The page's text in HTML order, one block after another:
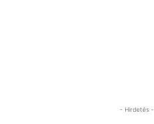
- Hirdetés -